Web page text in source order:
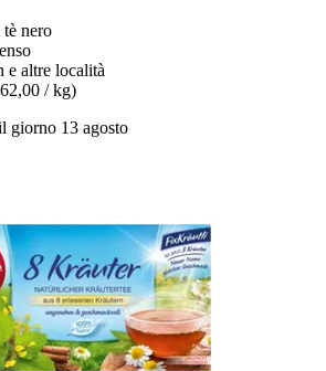
nero
e altre località
/ kg)
giorno 13 agosto